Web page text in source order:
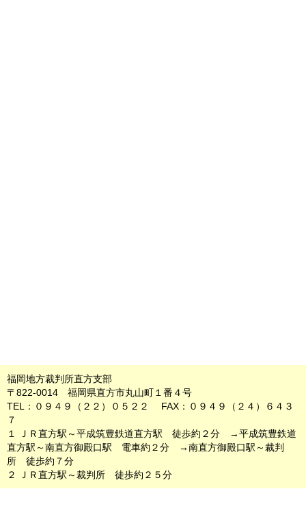
福岡地方裁判所直方支部
〒822-0014 福岡県直方市丸山町１番４号
TEL：０９４９（２２）０５２２ FAX：０９４９（２４）６４３
７
１ ＪＲ直方駅～平成筑豊鉄道直方駅 徒歩約２分 →平成筑豊鉄道
直方駅～南直方御殿口駅 電車約２分 →南直方御殿口駅～裁判
所 徒歩約７分
２ ＪＲ直方駅～裁判所 徒歩約２５分